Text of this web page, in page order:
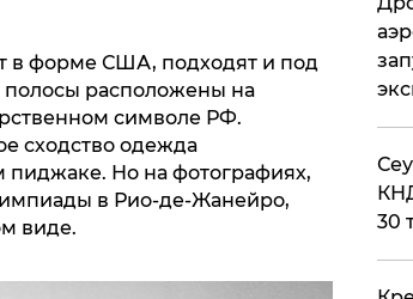
в форме США, подходят и под
расположены на
символе РФ.
сходство одежда
пиджаке. Но на фотографиях,
в Рио-де-Жанейро,
виде.
30